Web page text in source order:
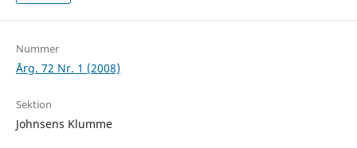
Nummer
Årg. 72 Nr. 1 (2008)
Sektion
Johnsens Klumme